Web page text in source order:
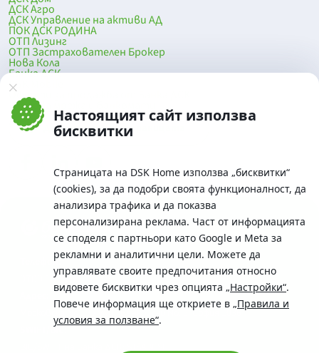
Настоящият сайт използва
бисквитки
Страницата на DSK Home използва „бисквитки“
(cookies), за да подобри своята функционалност, да
анализира трафика и да показва
персонализирана реклама. Част от информацията
се споделя с партньори като Google и Meta за
рекламни и аналитични цели. Можете да
управлявате своите предпочитания относно
видовете бисквитки чрез опцията „Настройки“.
Повече информация ще откриете в „Правила и
условия за ползване“.
ДСК Агро
ДСК Управление на активи АД
ПОК ДСК РОДИНА
ОТП Лизинг
ОТП Застрахователен Брокер
Нова Кола
Банка ДСК
DSK Mobile
Оферти за продажба от Банка ДСК
Клонова мрежа и банкомати
До началото на страницата
Телефон:
0700 10 375 / *2375
Московска No.19 / ул. Г. Бенковски No. 5, София 1036
SWIFT/BIC:
BIC/SWIFT на Банка ДСК: STSABGSF